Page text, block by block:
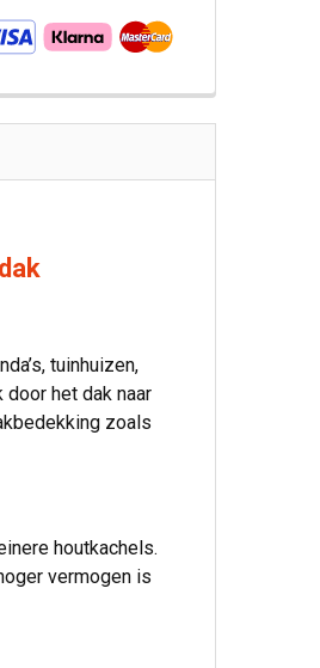
tuinhuizen,
het dak naar
zoals
houtkachels.
vermogen is